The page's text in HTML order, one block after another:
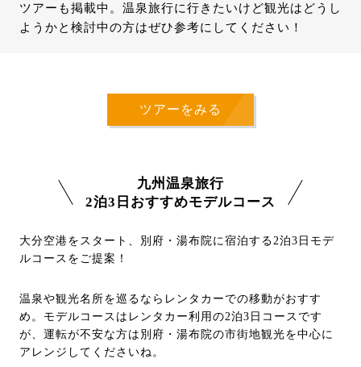
ツアーも掲載中。温泉旅行に行きたいけど観光はどうし
ようかと検討中の方はぜひ参考にしてください！
ツアーをみる
九州温泉旅行
2泊3日おすすめモデルコース
大分空港をスタート、別府・湯布院に宿泊する2泊3日モデ
ルコースをご提案！
温泉や観光名所を巡るならレンタカーでの移動がおすす
め。モデルコースはレンタカー利用の2泊3日コースです
が、運転が不安な方は別府・湯布院の市街地観光を中心に
アレンジしてくださいね。